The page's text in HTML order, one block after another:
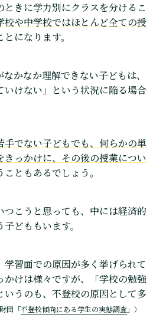
ときに学力別にクラスを分けるこ
校や中学校ではほとんど全ての授
とになります。
かなか理解できない子どもは、
いけない」という状況に陥る場合
手でない子どもでも、何らかの単
きっかけに、その後の授業につい
こともあるでしょう。
つこうと思っても、中には経済的
どももいます。
学習面での原因が多く挙げられて
かけは様々ですが、「学校の勉強
いうのも、不登校の原因として多
団「不登校傾向にある学生の実態調査」）